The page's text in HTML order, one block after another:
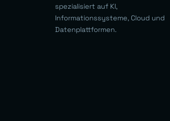
spezialisiert auf KI,
Informationssysteme, Cloud und
Datenplattformen.